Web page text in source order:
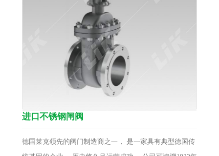
进口不锈钢闸阀
德国莱克领先的阀门制造商之一， 是一家具有典型德国传